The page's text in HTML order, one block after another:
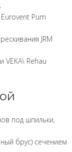
Pum
JRM
VEKA\ Rehau
под шпильки,
брус) сечением